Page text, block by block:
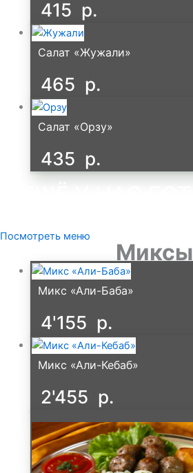
415 р.
Салат «Жужали»
465 р.
Салат «Орзу»
435 р.
Посмотреть меню
Миксы
Микс «Али-Баба»
4'155 р.
Микс «Али-Кебаб»
2'455 р.